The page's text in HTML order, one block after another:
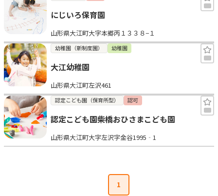
メッセージ
おすすめの園
エンクルの特徴と活用方法
コラム
お知らせ
にじいろ保育園
山形県大江町大字本郷丙１３３８−１
幼稚園（新制度園） 幼稚園
大江幼稚園
山形県大江町左沢461
認定こども園（保育所型） 認可
認定こども園柴橋おひさまこども園
山形県大江町大字左沢字金谷1995‐1
1